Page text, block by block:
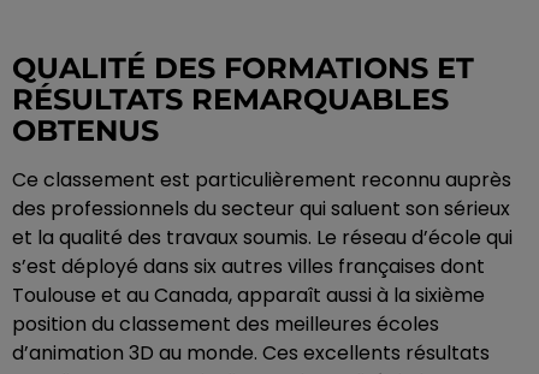
QUALITÉ DES FORMATIONS ET
RÉSULTATS REMARQUABLES
OBTENUS
Ce classement est particulièrement reconnu auprès
des professionnels du secteur qui saluent son sérieux
et la qualité des travaux soumis. Le réseau d’école qui
s’est déployé dans six autres villes françaises dont
Toulouse et au Canada, apparaît aussi à la sixième
position du classement des meilleures écoles
d’animation 3D au monde. Ces excellents résultats